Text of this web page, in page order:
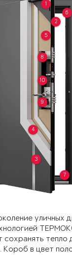
1
2
3
4
5
6
7
8
9
10
уличных
сохранять тепло
Короб в цвет